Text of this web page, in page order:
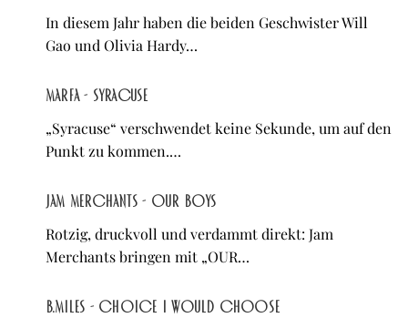
In diesem Jahr haben die beiden Geschwister Will
Gao und Olivia Hardy…
Marfa - Syracuse
„Syracuse“ verschwendet keine Sekunde, um auf den
Punkt zu kommen.…
Jam Merchants - OUR BOYS
Rotzig, druckvoll und verdammt direkt: Jam
Merchants bringen mit „OUR…
B.Miles - Choice I Would Choose